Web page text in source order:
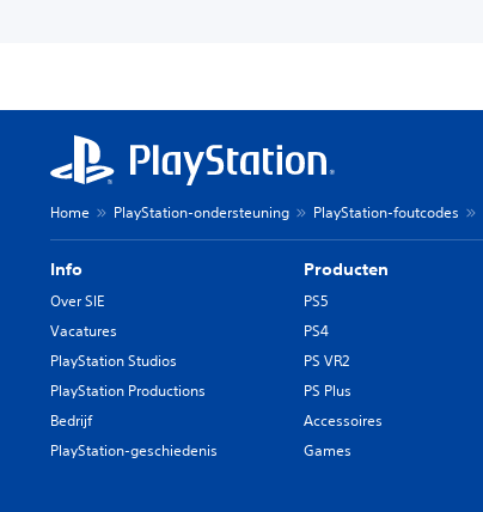
Home PlayStation-ondersteuning PlayStation-foutcodes
Info
Over SIE
Vacatures
PlayStation Studios
PlayStation Productions
Bedrijf
PlayStation-geschiedenis
Producten
PS5
PS4
PS VR2
PS Plus
Accessoires
Games